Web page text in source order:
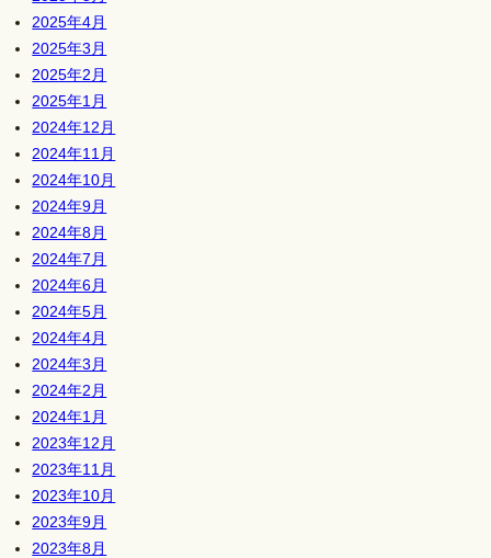
2025年4月
2025年3月
2025年2月
2025年1月
2024年12月
2024年11月
2024年10月
2024年9月
2024年8月
2024年7月
2024年6月
2024年5月
2024年4月
2024年3月
2024年2月
2024年1月
2023年12月
2023年11月
2023年10月
2023年9月
2023年8月